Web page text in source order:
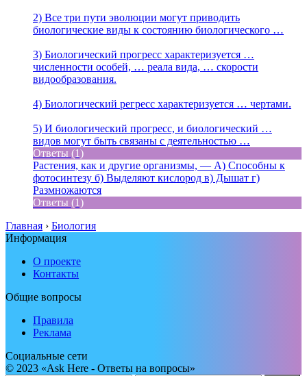
2) Все три пути эволюции могут приводить
биологические виды к состоянию биологического …
3) Биологический прогресс характеризуется …
численности особей, … реала вида, … скорости
видообразования.
4) Биологический регресс характеризуется … чертами.
5) И биологический прогресс, и биологический …
видов могут быть связаны с деятельностью …
Ответы (1)
Растения, как и другие организмы, — А) Способны к
фотосинтезу б) Выделяют кислород в) Дышат г)
Размножаются
Ответы (1)
Главная › Биология
Информация
О проекте
Контакты
Общие вопросы
Правила
Реклама
Социальные сети
© 2023 «Ask Here - Ответы на вопросы»